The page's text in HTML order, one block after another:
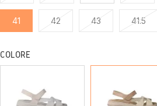
41 42 43 41.5
COLORE